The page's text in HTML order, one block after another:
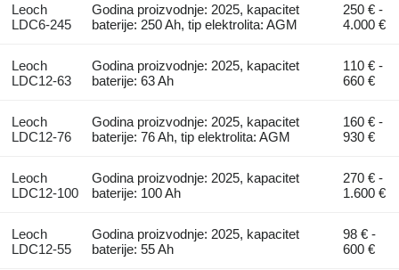
Leoch
LDC6-245
Godina proizvodnje: 2025, kapacitet
baterije: 250 Ah, tip elektrolita: AGM
250 € -
4.000 €
Leoch
LDC12-63
Godina proizvodnje: 2025, kapacitet
baterije: 63 Ah
110 € -
660 €
Leoch
LDC12-76
Godina proizvodnje: 2025, kapacitet
baterije: 76 Ah, tip elektrolita: AGM
160 € -
930 €
Leoch
LDC12-100
Godina proizvodnje: 2025, kapacitet
baterije: 100 Ah
270 € -
1.600 €
Leoch
LDC12-55
Godina proizvodnje: 2025, kapacitet
baterije: 55 Ah
98 € -
600 €